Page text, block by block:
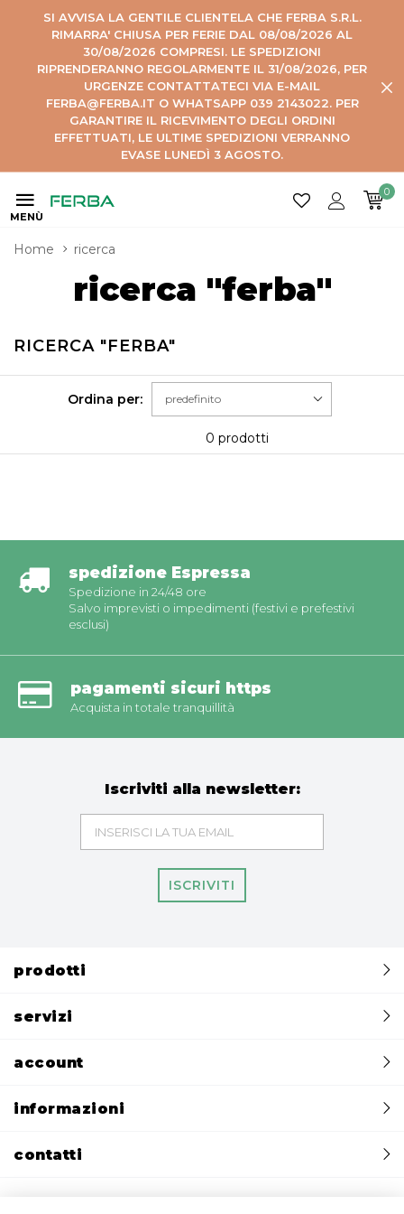
SI AVVISA LA GENTILE CLIENTELA CHE FERBA S.R.L.
RIMARRA' CHIUSA PER FERIE DAL 08/08/2026 AL
30/08/2026 COMPRESI. LE SPEDIZIONI
RIPRENDERANNO REGOLARMENTE IL 31/08/2026, PER
URGENZE CONTATTATECI VIA E-MAIL
FERBA@FERBA.IT O WHATSAPP 039 2143022. PER
GARANTIRE IL RICEVIMENTO DEGLI ORDINI
EFFETTUATI, LE ULTIME SPEDIZIONI VERRANNO
EVASE LUNEDÌ 3 AGOSTO.
MENÙ
0
Home ricerca
ricerca "ferba"
RICERCA "FERBA"
Ordina per:
0 prodotti
spedizione Espressa
Spedizione in 24/48 ore
Salvo imprevisti o impedimenti (festivi e prefestivi
esclusi)
pagamenti sicuri https
Acquista in totale tranquillità
Iscriviti alla newsletter:
ISCRIVITI
prodotti
servizi
account
informazioni
contatti